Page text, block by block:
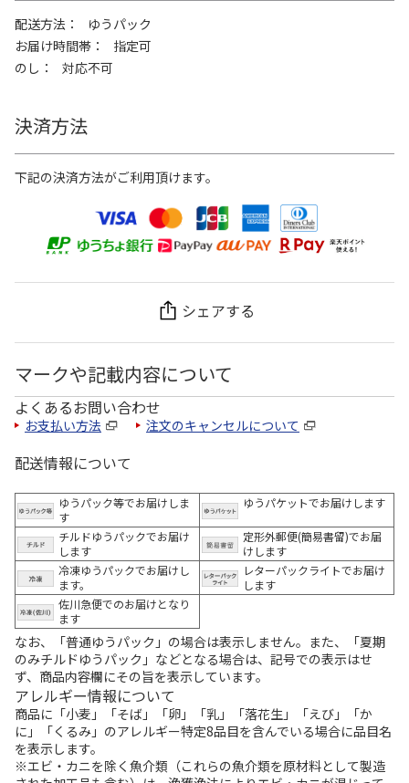
配送方法
ゆうパック
お届け時間帯
指定可
のし
対応不可
決済方法
下記の決済方法がご利用頂けます。
シェアする
マークや記載内容について
よくあるお問い合わせ
お支払い方法 注文のキャンセルについて
配送情報について
ゆうパック等でお届けしま
す
ゆうパケットでお届けします
チルドゆうパックでお届け
します
定形外郵便(簡易書留)でお届
けします
冷凍ゆうパックでお届けし
ます。
レターパックライトでお届け
します
佐川急便でのお届けとなり
ます
なお、「普通ゆうパック」の場合は表示しません。また、「夏期
のみチルドゆうパック」などとなる場合は、記号での表示はせ
ず、商品内容欄にその旨を表示しています。
アレルギー情報について
商品に「小麦」「そば」「卵」「乳」「落花生」「えび」「か
に」「くるみ」のアレルギー特定8品目を含んでいる場合に品目名
を表示します。
※エビ・カニを除く魚介類（これらの魚介類を原材料として製造